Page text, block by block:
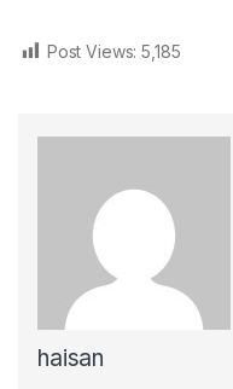
Post Views: 5,185
haisan